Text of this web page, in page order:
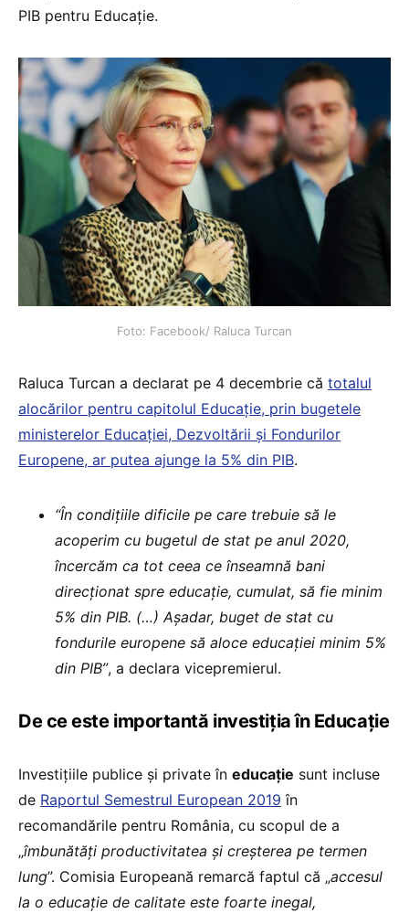
PIB pentru Educație.
Foto: Facebook/ Raluca Turcan
Raluca Turcan a declarat pe 4 decembrie că totalul
alocărilor pentru capitolul Educație, prin bugetele
ministerelor Educației, Dezvoltării și Fondurilor
Europene, ar putea ajunge la 5% din PIB.
“În condiţiile dificile pe care trebuie să le
acoperim cu bugetul de stat pe anul 2020,
încercăm ca tot ceea ce înseamnă bani
direcţionat spre educaţie, cumulat, să fie minim
5% din PIB. (…) Aşadar, buget de stat cu
fondurile europene să aloce educaţiei minim 5%
din PIB”, a declara vicepremierul.
De ce este importantă investiția în Educație
Investițiile publice și private în educație sunt incluse
de Raportul Semestrul European 2019 în
recomandările pentru România, cu scopul de a
„îmbunătăți productivitatea și creșterea pe termen
lung”. Comisia Europeană remarcă faptul că „accesul
la o educație de calitate este foarte inegal,